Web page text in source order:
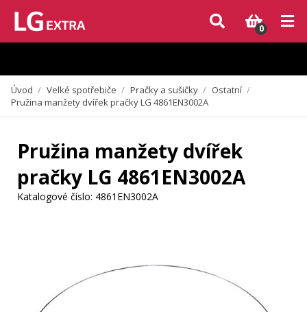
Vzhledem k aktuální situaci se může dodání dílů, které nejsou skladem,
zpozdit. Děkujeme za pochopení.
0
Úvod / Velké spotřebiče / Pračky a sušičky / Ostatní /
Pružina manžety dvířek pračky LG 4861EN3002A
Pružina manžety dvířek
pračky LG 4861EN3002A
Katalogové číslo: 4861EN3002A